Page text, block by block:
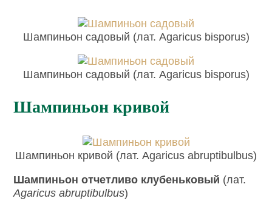
Шампиньон садовый (лат. Agaricus bisporus)
Шампиньон садовый (лат. Agaricus bisporus)
Шампиньон кривой
Шампиньон кривой (лат. Agaricus abruptibulbus)
Шампиньон отчетливо клубеньковый (лат.
Agaricus abruptibulbus)